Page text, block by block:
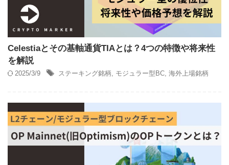
Celestiaとその基軸通貨TIAとは？4つの特徴や将来性
を解説
2025/3/9 ステーキング銘柄 モジュラー型BC 海外上場銘柄